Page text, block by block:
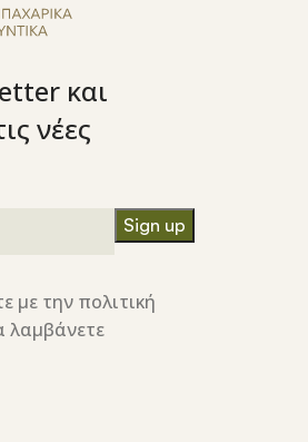
και
νέες
με την πολιτική
λαμβάνετε